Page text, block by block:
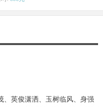
、英俊潇洒、玉树临风、身强